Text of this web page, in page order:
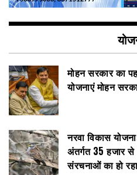
मोहन सरकार का
योजनाएं मोहन
नरवा विकास
अंतर्गत 35 हजार
संरचनाओं का हो रहा